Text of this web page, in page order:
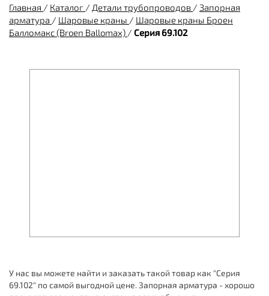
Главная / Каталог / Детали трубопроводов / Запорная
арматура / Шаровые краны / Шаровые краны Броен
Балломакс (Broen Ballomax) / Серия 69.102
У нас вы можете найти и заказать такой товар как "Серия
69.102" по самой выгодной цене. Запорная арматура - хорошо